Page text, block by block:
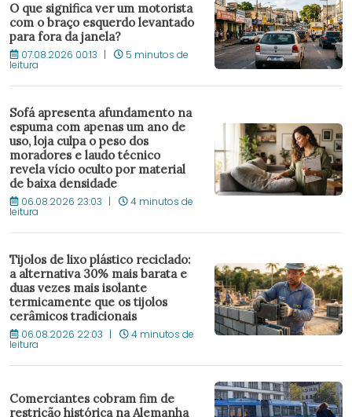
O que significa ver um motorista
com o braço esquerdo levantado
para fora da janela?
07.08.2026 00:13 5 minutos de
leitura
Sofá apresenta afundamento na
espuma com apenas um ano de
uso, loja culpa o peso dos
moradores e laudo técnico
revela vício oculto por material
de baixa densidade
06.08.2026 23:03 4 minutos de
leitura
Tijolos de lixo plástico reciclado:
a alternativa 30% mais barata e
duas vezes mais isolante
termicamente que os tijolos
cerâmicos tradicionais
06.08.2026 22:03 4 minutos de
leitura
Comerciantes cobram fim de
restrição histórica na Alemanha